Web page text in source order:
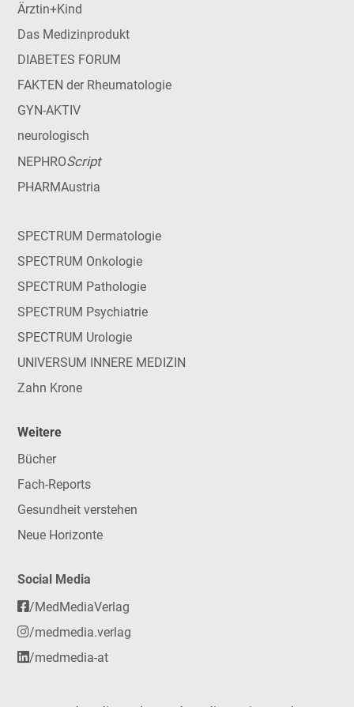
Ärztin+Kind
Das Medizinprodukt
DIABETES FORUM
FAKTEN der Rheumatologie
GYN-AKTIV
neurologisch
NEPHROScript
PHARMAustria
SPECTRUM Dermatologie
SPECTRUM Onkologie
SPECTRUM Pathologie
SPECTRUM Psychiatrie
SPECTRUM Urologie
UNIVERSUM INNERE MEDIZIN
Zahn Krone
Weitere
Bücher
Fach-Reports
Gesundheit verstehen
Neue Horizonte
Social Media
/MedMediaVerlag
/medmedia.verlag
/medmedia-at